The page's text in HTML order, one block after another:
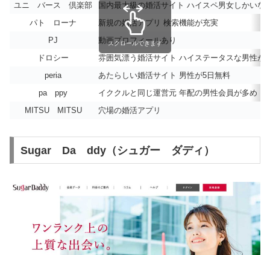
ユニ バース 倶楽部
国内最大級の婚活サイト ハイスペ男女しかいな
パト ローナ
新規の婚活アプリ 検索機能が充実
PJ
動画プロフィールあり
ドロシー
雰囲気漂う婚活サイト ハイステータスな男性が
peria
あたらしい婚活サイト 男性が5日無料
pa ppy
イククルと同じ運営元 年配の男性会員が多め
MITSU MITSU
穴場の婚活アプリ
スクロールできます
Sugar Da ddy（シュガー ダディ）